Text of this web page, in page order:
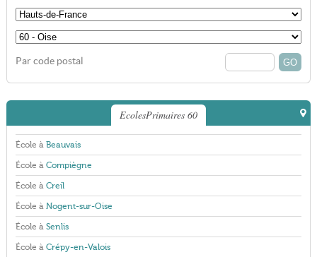
Par code postal
EcolesPrimaires 60
École à Beauvais
École à Compiègne
École à Creil
École à Nogent-sur-Oise
École à Senlis
École à Crépy-en-Valois